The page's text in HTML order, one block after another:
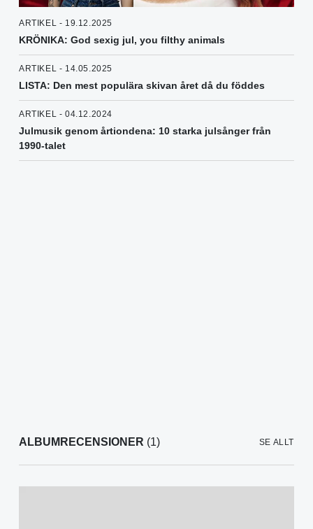
ARTIKEL - 19.12.2025
KRÖNIKA: God sexig jul, you filthy animals
ARTIKEL - 14.05.2025
LISTA: Den mest populära skivan året då du föddes
ARTIKEL - 04.12.2024
Julmusik genom årtiondena: 10 starka julsånger från
1990-talet
ALBUMRECENSIONER (1) SE ALLT